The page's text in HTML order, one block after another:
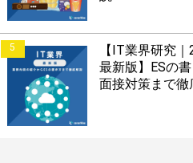
5
【IT業界研究
最新版】ESの
面接対策まで徹